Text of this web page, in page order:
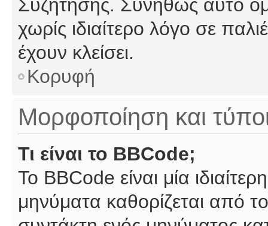
Συζήτησης. Συνήθως αυτό
χωρίς ιδιαίτερο λόγο σε
έχουν κλείσει.
Κορυφή
Μορφοποίηση και
Τι είναι το BBCode;
Το BBCode είναι μία
μηνύματα καθορίζεται από